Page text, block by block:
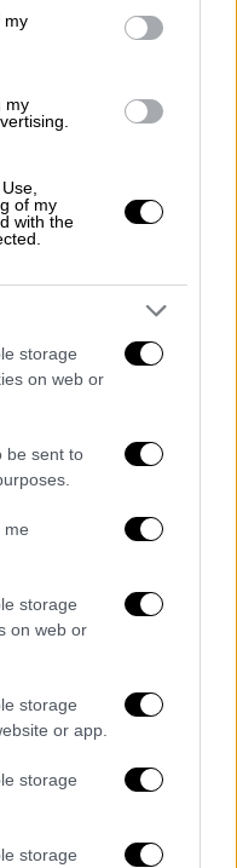
my
my
of my
with the
storage
on web or
be sent to
me
storage
on web or
storage
or app.
storage
storage
στη
τους συναντήσει
με αφορμή το
ο Τσαρλς Μέλτον
Μίχαελ Σμιθ
Scheid) και
Το
Σάμι
(Will Ferrell),
Elbaum) και
τα
την διάρκεια του